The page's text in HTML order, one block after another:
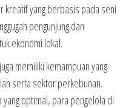
kreatif yang berbasis pada seni
pengunjung dan
ekonomi lokal.
memiliki kemampuan yang
serta sektor perkebunan.
yang optimal, para pengelola di